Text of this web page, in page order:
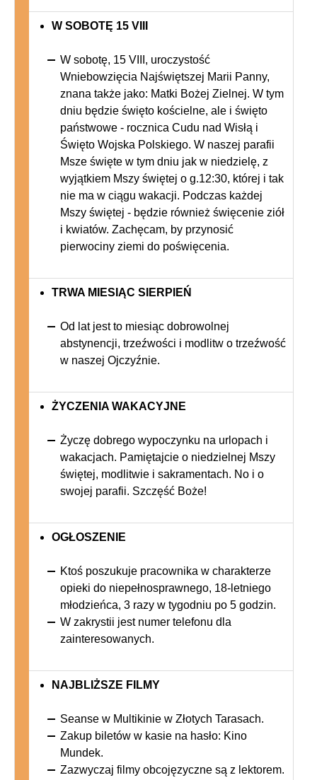
W SOBOTĘ 15 VIII
W sobotę, 15 VIII, uroczystość
Wniebowzięcia Najświętszej Marii Panny,
znana także jako: Matki Bożej Zielnej. W tym
dniu będzie święto kościelne, ale i święto
państwowe - rocznica Cudu nad Wisłą i
Święto Wojska Polskiego. W naszej parafii
Msze święte w tym dniu jak w niedzielę, z
wyjątkiem Mszy świętej o g.12:30, której i tak
nie ma w ciągu wakacji. Podczas każdej
Mszy świętej - będzie również święcenie ziół
i kwiatów. Zachęcam, by przynosić
pierwociny ziemi do poświęcenia.
TRWA MIESIĄC SIERPIEŃ
Od lat jest to miesiąc dobrowolnej
abstynencji, trzeźwości i modlitw o trzeźwość
w naszej Ojczyźnie.
ŻYCZENIA WAKACYJNE
Życzę dobrego wypoczynku na urlopach i
wakacjach. Pamiętajcie o niedzielnej Mszy
świętej, modlitwie i sakramentach. No i o
swojej parafii. Szczęść Boże!
OGŁOSZENIE
Ktoś poszukuje pracownika w charakterze
opieki do niepełnosprawnego, 18-letniego
młodzieńca, 3 razy w tygodniu po 5 godzin.
W zakrystii jest numer telefonu dla
zainteresowanych.
NAJBLIŻSZE FILMY
Seanse w Multikinie w Złotych Tarasach.
Zakup biletów w kasie na hasło: Kino
Mundek.
Zazwyczaj filmy obcojęzyczne są z lektorem.